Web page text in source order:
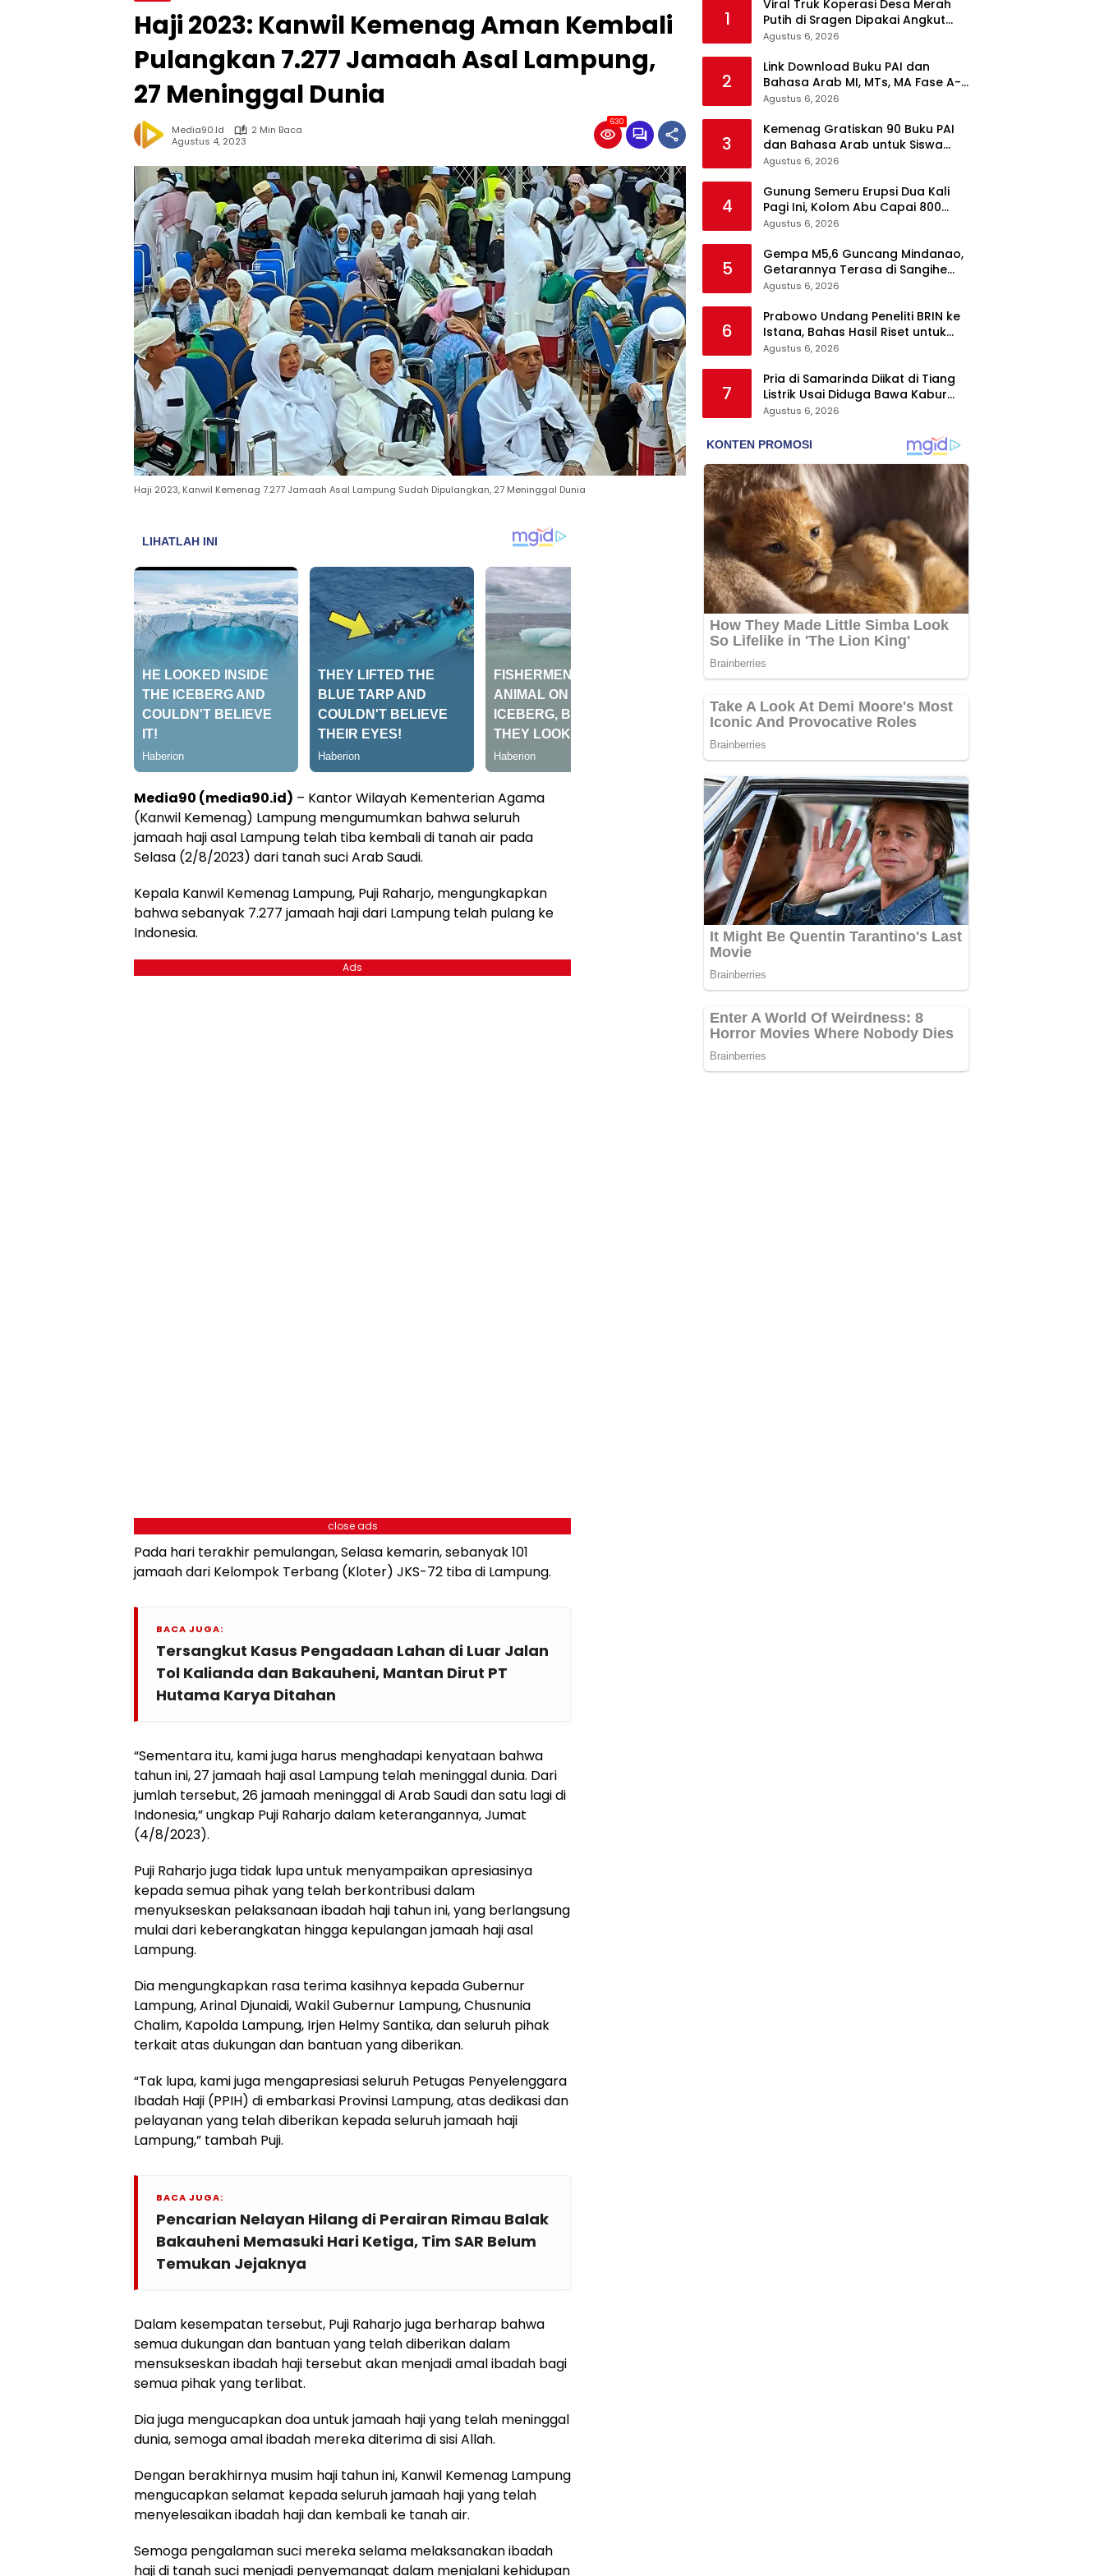
Haji 2023: Kanwil Kemenag Aman Kembali
Pulangkan 7.277 Jamaah Asal Lampung,
27 Meninggal Dunia
Media90.id
2 Min Baca
Agustus 4, 2023
630
Haji 2023, Kanwil Kemenag 7.277 Jamaah Asal Lampung Sudah Dipulangkan, 27 Meninggal Dunia
Media90 (media90.id) – Kantor Wilayah Kementerian Agama
(Kanwil Kemenag) Lampung mengumumkan bahwa seluruh
jamaah haji asal Lampung telah tiba kembali di tanah air pada
Selasa (2/8/2023) dari tanah suci Arab Saudi.
Kepala Kanwil Kemenag Lampung, Puji Raharjo, mengungkapkan
bahwa sebanyak 7.277 jamaah haji dari Lampung telah pulang ke
Indonesia.
Ads
close ads
Pada hari terakhir pemulangan, Selasa kemarin, sebanyak 101
jamaah dari Kelompok Terbang (Kloter) JKS-72 tiba di Lampung.
BACA JUGA:
Tersangkut Kasus Pengadaan Lahan di Luar Jalan
Tol Kalianda dan Bakauheni, Mantan Dirut PT
Hutama Karya Ditahan
“Sementara itu, kami juga harus menghadapi kenyataan bahwa
tahun ini, 27 jamaah haji asal Lampung telah meninggal dunia. Dari
jumlah tersebut, 26 jamaah meninggal di Arab Saudi dan satu lagi di
Indonesia,” ungkap Puji Raharjo dalam keterangannya, Jumat
(4/8/2023).
Puji Raharjo juga tidak lupa untuk menyampaikan apresiasinya
kepada semua pihak yang telah berkontribusi dalam
menyukseskan pelaksanaan ibadah haji tahun ini, yang berlangsung
mulai dari keberangkatan hingga kepulangan jamaah haji asal
Lampung.
Dia mengungkapkan rasa terima kasihnya kepada Gubernur
Lampung, Arinal Djunaidi, Wakil Gubernur Lampung, Chusnunia
Chalim, Kapolda Lampung, Irjen Helmy Santika, dan seluruh pihak
terkait atas dukungan dan bantuan yang diberikan.
“Tak lupa, kami juga mengapresiasi seluruh Petugas Penyelenggara
Ibadah Haji (PPIH) di embarkasi Provinsi Lampung, atas dedikasi dan
pelayanan yang telah diberikan kepada seluruh jamaah haji
Lampung,” tambah Puji.
BACA JUGA:
Pencarian Nelayan Hilang di Perairan Rimau Balak
Bakauheni Memasuki Hari Ketiga, Tim SAR Belum
Temukan Jejaknya
Dalam kesempatan tersebut, Puji Raharjo juga berharap bahwa
semua dukungan dan bantuan yang telah diberikan dalam
mensukseskan ibadah haji tersebut akan menjadi amal ibadah bagi
semua pihak yang terlibat.
Dia juga mengucapkan doa untuk jamaah haji yang telah meninggal
dunia, semoga amal ibadah mereka diterima di sisi Allah.
Dengan berakhirnya musim haji tahun ini, Kanwil Kemenag Lampung
mengucapkan selamat kepada seluruh jamaah haji yang telah
menyelesaikan ibadah haji dan kembali ke tanah air.
Semoga pengalaman suci mereka selama melaksanakan ibadah
haji di tanah suci menjadi penyemangat dalam menjalani kehidupan
1
Viral Truk Koperasi Desa Merah
Putih di Sragen Dipakai Angkut
Tebu, Kodim Langsung Turun
Agustus 6, 2026
2
Link Download Buku PAI dan
Bahasa Arab MI, MTs, MA Fase A-F
Gratis, Lengkap Semua Mata
Agustus 6, 2026
3
Kemenag Gratiskan 90 Buku PAI
dan Bahasa Arab untuk Siswa
Madrasah di Semua Jenjang
Agustus 6, 2026
4
Gunung Semeru Erupsi Dua Kali
Pagi Ini, Kolom Abu Capai 800
Meter
Agustus 6, 2026
5
Gempa M5,6 Guncang Mindanao,
Getarannya Terasa di Sangihe
dan Talaud
Agustus 6, 2026
6
Prabowo Undang Peneliti BRIN ke
Istana, Bahas Hasil Riset untuk
Pangan, Energi, hingga Sampah
Agustus 6, 2026
7
Pria di Samarinda Diikat di Tiang
Listrik Usai Diduga Bawa Kabur
Istri Orang, Kasus Berakhir Damai
Agustus 6, 2026